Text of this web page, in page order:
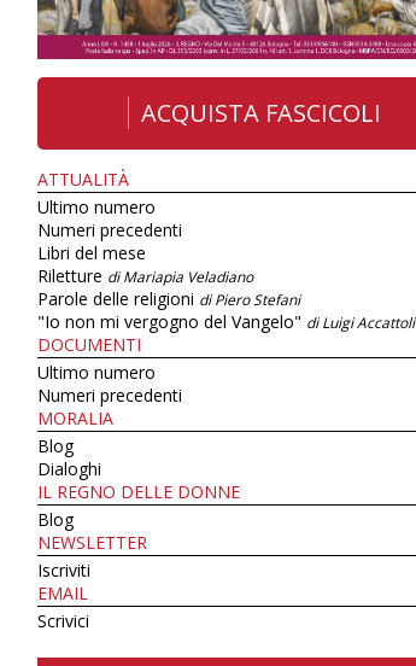
ACQUISTA FASCICOLI
ATTUALITÀ
Ultimo numero
Numeri precedenti
Libri del mese
Riletture di Mariapia Veladiano
Parole delle religioni di Piero Stefani
"Io non mi vergogno del Vangelo" di Luigi Accattoli
DOCUMENTI
Ultimo numero
Numeri precedenti
MORALIA
Blog
Dialoghi
IL REGNO DELLE DONNE
Blog
NEWSLETTER
Iscriviti
EMAIL
Scrivici